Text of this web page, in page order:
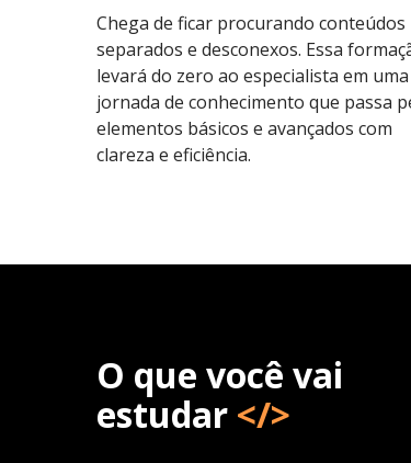
Chega de ficar procurando conteúdos
separados e desconexos. Essa
levará do zero ao especialista em uma
jornada de conhecimento que passa
elementos básicos e avançados com
clareza e eficiência.
O que você vai
estudar </>